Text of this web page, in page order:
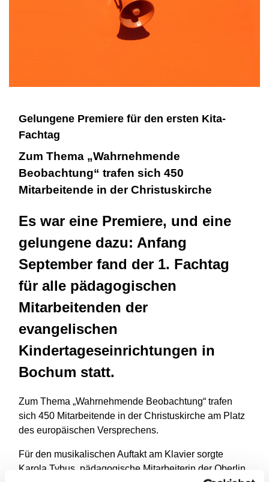
Gelungene Premiere für den ersten Kita-
Fachtag
Zum Thema „Wahrnehmende
Beobachtung“ trafen sich 450
Mitarbeitende in der Christuskirche
Es war eine Premiere, und eine
gelungene dazu: Anfang
September fand der 1. Fachtag
für alle pädagogischen
Mitarbeitenden der
evangelischen
Kindertageseinrichtungen in
Bochum statt.
Zum Thema „Wahrnehmende Beobachtung“ trafen
sich 450 Mitarbeitende in der Christuskirche am Platz
des europäischen Versprechens.
Für den musikalischen Auftakt am Klavier sorgte
Karola Tybus, pädagogische Mitarbeiterin der Oberlin